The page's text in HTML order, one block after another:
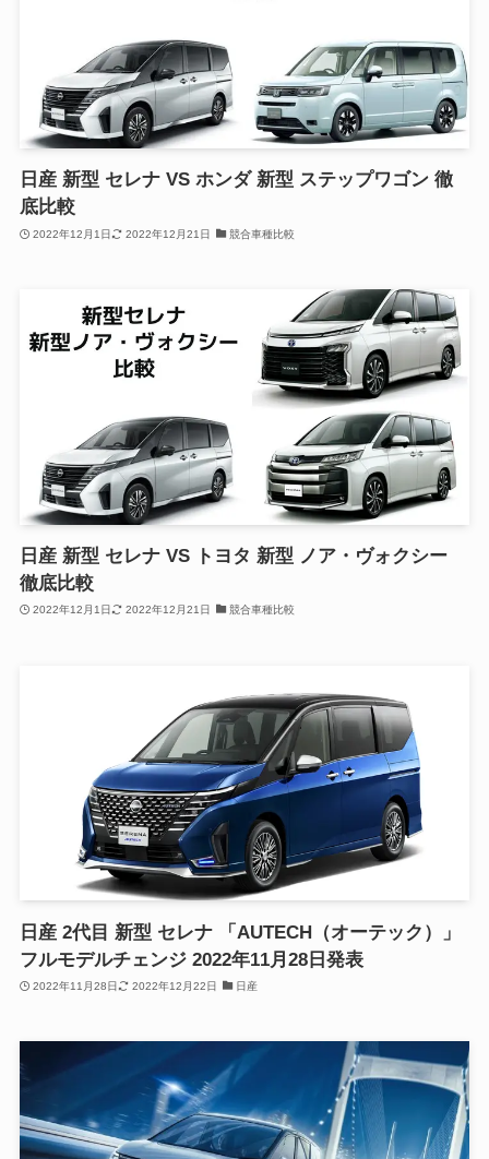
日産 新型 セレナ VS ホンダ 新型 ステップワゴン 徹
底比較
2022年12月1日 2022年12月21日 競合車種比較
日産 新型 セレナ VS トヨタ 新型 ノア・ヴォクシー
徹底比較
2022年12月1日 2022年12月21日 競合車種比較
日産 2代目 新型 セレナ 「AUTECH（オーテック）」
フルモデルチェンジ 2022年11月28日発表
2022年11月28日 2022年12月22日 日産